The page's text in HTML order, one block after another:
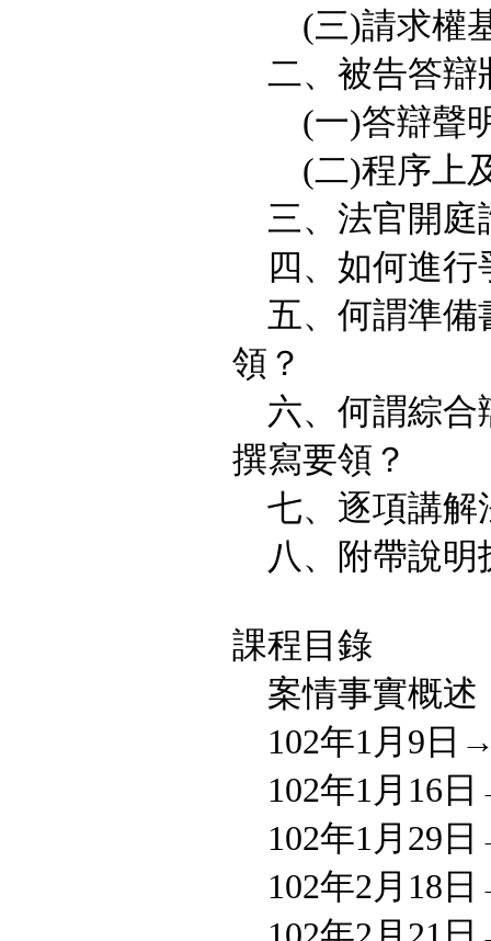
(三)請求權
二、被告答辯
(一)答辯聲
(二)程序上及
三、法官開庭
四、如何進行
五、何謂準備
領？
六、何謂綜合
撰寫要領？
七、逐項講解
八、附帶說明
課程目錄
案情事實概述
102年1月9日
102年1月16日
102年1月29
102年2月18